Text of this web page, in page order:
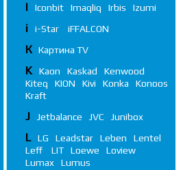
I Iconbit Imaqliq Irbis Izumi
i i-Star iFFALСON
К Картина TV
K Kaon Kaskad
Kenwood
Kiteq
KION Kivi Konka
Konoos
Kraft
J Jetbalance JVC Junibox
L LG Leadstar Leben
Lentel
Leff
LIT Loewe
Loview
Lumax
Lumus